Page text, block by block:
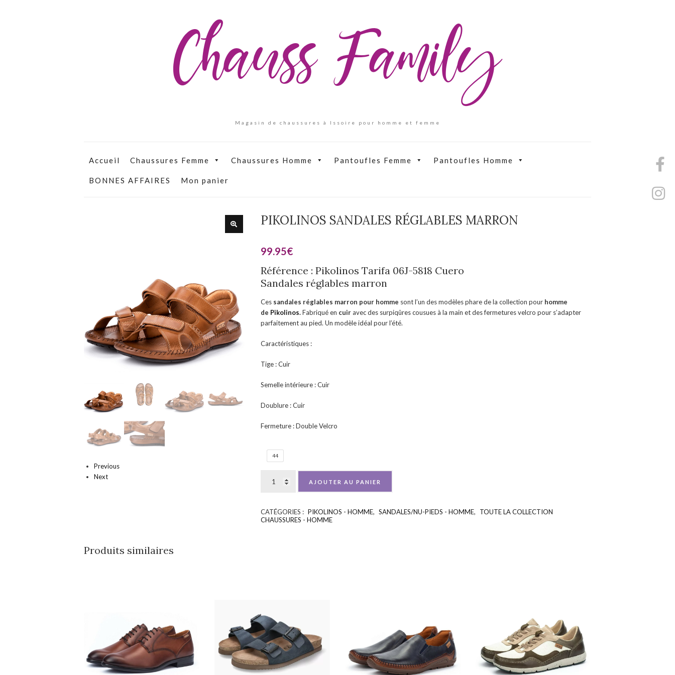
Chauss Family
Magasin de chaussures à Issoire pour homme et femme
Accueil Chaussures Femme Chaussures Homme Pantoufles Femme Pantoufles Homme
BONNES AFFAIRES Mon panier
Previous
Next
PIKOLINOS SANDALES RÉGLABLES MARRON
99.95€
Référence : Pikolinos Tarifa 06J-5818 Cuero
Sandales réglables marron
Ces sandales réglables marron pour homme sont l’un des modèles phare de la collection pourhomme
de Pikolinos.Fabriqué en cuiravec des surpiqûres cousues à la main et des fermetures velcro pour s’adapter
parfaitement au pied. Un modèle idéal pour l’été.
Caractéristiques :
Tige : Cuir
Semelle intérieure : Cuir
Doublure : Cuir
Fermeture : Double Velcro
44
AJOUTER AU PANIER
CATÉGORIES : PIKOLINOS - HOMME, SANDALES/NU-PIEDS - HOMME,
TOUTE LA COLLECTION
CHAUSSURES - HOMME
Produits similaires